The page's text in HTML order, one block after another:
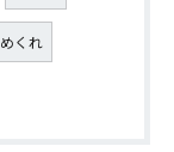
めくれ